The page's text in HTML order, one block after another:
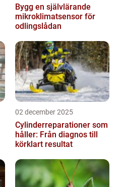
Bygg en självlärande
mikroklimatsensor för
odlingslådan
02 december 2025
Cylinderreparationer som
håller: Från diagnos till
körklart resultat